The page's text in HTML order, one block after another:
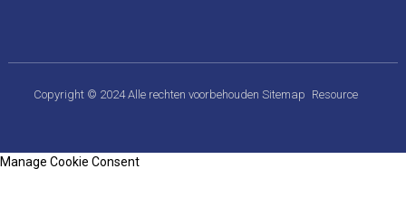
Copyright © 2024 Alle rechten voorbehoudenSitemap Resource
Manage Cookie Consent